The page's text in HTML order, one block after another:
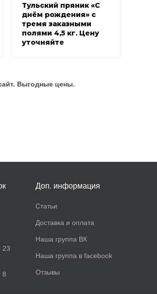
Тульский пряник «С
днём рождения» с
тремя заказными
полями 4,5 кг. Цену
уточняйте
Выгодные цены.
23
8
Доп. информация
Статьи
Доставка и оплата
Наша группа ВК
Наша группа в facebook
Отзывы